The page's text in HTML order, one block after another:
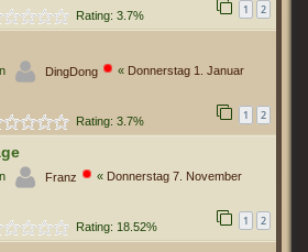
1 2
Rating: 3.7%
DingDong « Donnerstag 1. Januar
1 2
Rating: 3.7%
Franz « Donnerstag 7. November
1 2
Rating: 18.52%